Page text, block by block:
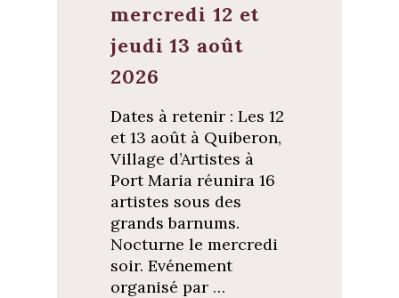
mercredi 12 et
jeudi 13 août
2026
Dates à retenir : Les 12
et 13 août à Quiberon,
Village d’Artistes à
Port Maria réunira 16
artistes sous des
grands barnums.
Nocturne le mercredi
soir. Evénement
organisé par …